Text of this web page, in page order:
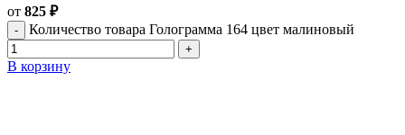
от 825 ₽
Количество товара Голограмма 164 цвет малиновый
В корзину